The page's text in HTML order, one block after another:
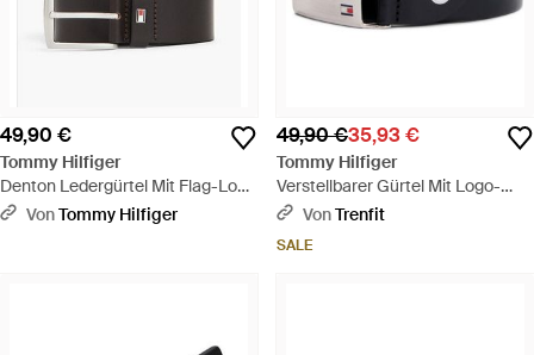
49,90 €
Tommy Hilfiger
Denton Ledergürtel Mit Flag-Logo
- Braun
VonTommy Hilfiger
49,90 €35,93 €
Tommy Hilfiger
Verstellbarer Gürtel Mit Logo-
Plakette - Blau
VonTrenfit
SALE